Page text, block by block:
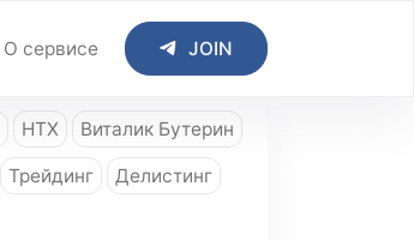
О сервисе JOIN
HTX Виталик Бутерин
Трейдинг Делистинг